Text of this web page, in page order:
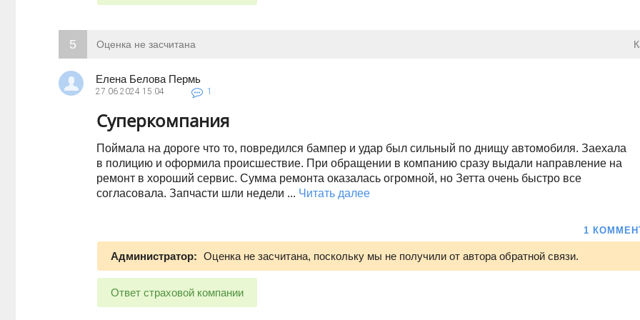
5 Оценка не засчитана
Елена Белова Пермь
27.06.2024 15:04 1
Суперкомпания
Поймала на дороге что то, повредился бампер и удар был сильный по днищу автомобиля. Заехала
в полицию и оформила происшествие. При обращении в компанию сразу выдали направление на
ремонт в хороший сервис. Сумма ремонта оказалась огромной, но Зетта очень быстро все
согласовала. Запчасти шли недели ... Читать далее
1
Администратор: Оценка не засчитана, поскольку мы не получили от автора обратной связи.
Ответ страховой компании